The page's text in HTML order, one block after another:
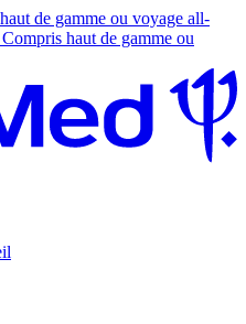
de gamme ou voyage all-
haut de gamme ou